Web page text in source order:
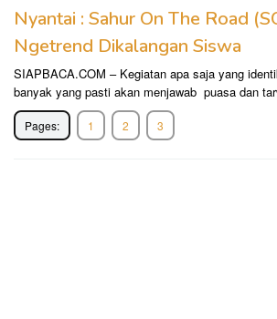
Nyantai : Sahur On The Road
Ngetrend Dikalangan Siswa
SIAPBACA.COM – Kegiatan apa saja yang
banyak yang pasti akan menjawab puasa dan
Pages: 1 2 3